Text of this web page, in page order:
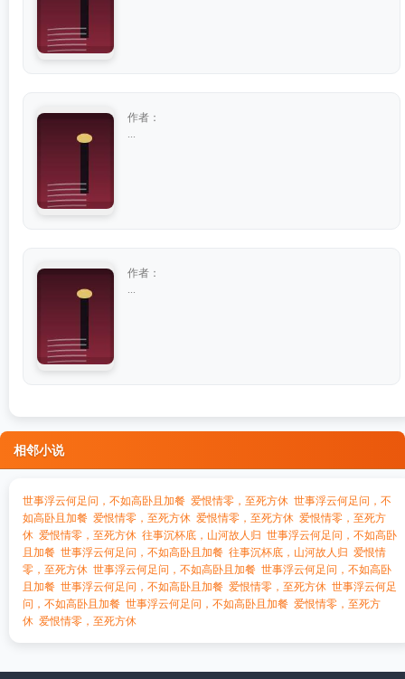
作者：
作者：
相邻小说
世事浮云何足问，不如高卧且加餐 爱恨情零，至死方休 世事浮云何足问，不
如高卧且加餐 爱恨情零，至死方休 爱恨情零，至死方休 爱恨情零，至死方
休 爱恨情零，至死方休 往事沉杯底，山河故人归 世事浮云何足问，不如高卧
且加餐 世事浮云何足问，不如高卧且加餐 往事沉杯底，山河故人归 爱恨情
零，至死方休 世事浮云何足问，不如高卧且加餐 世事浮云何足问，不如高卧
且加餐 世事浮云何足问，不如高卧且加餐 爱恨情零，至死方休 世事浮云何足
问，不如高卧且加餐 世事浮云何足问，不如高卧且加餐 爱恨情零，至死方
休 爱恨情零，至死方休